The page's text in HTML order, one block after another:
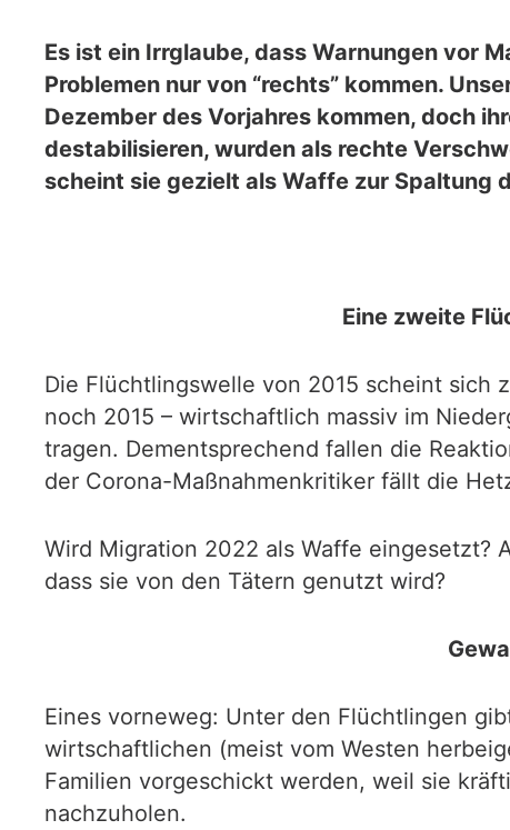
Es ist ein Irrglaube, dass Warnungen vor
Problemen nur von “rechts” kommen.
Dezember des Vorjahres kommen, doch
destabilisieren, wurden als rechte
scheint sie gezielt als Waffe zur Spaltung
Eine zweite
Die Flüchtlingswelle von 2015 scheint sich
noch 2015 – wirtschaftlich massiv im
tragen. Dementsprechend fallen die
der Corona-Maßnahmenkritiker fällt die
Wird Migration 2022 als Waffe eingesetzt?
dass sie von den Tätern genutzt wird?
Eines vorneweg: Unter den Flüchtlingen
wirtschaftlichen (meist vom Westen
Familien vorgeschickt werden, weil sie
nachzuholen.